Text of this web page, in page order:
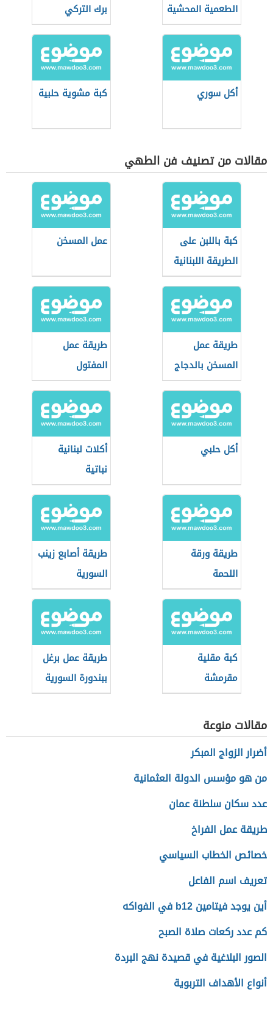
الطعمية المحشية
برك التركي
أكل سوري كبة مشوية حلبية
مقالات من تصنيف فن الطهي
كبة باللبن على
الطريقة اللبنانية
عمل المسخن
طريقة عمل
المسخن بالدجاج
طريقة عمل
المفتول
الفلسطيني
أكل حلبي
أكلات لبنانية
نباتية
طريقة ورقة
اللحمة
طريقة أصابع زينب
السورية
كبة مقلية
مقرمشة
طريقة عمل برغل
ببندورة السورية
مقالات منوعة
أضرار الزواج المبكر
من هو مؤسس الدولة العثمانية
عدد سكان سلطنة عمان
طريقة عمل الفراخ
خصائص الخطاب السياسي
تعريف اسم الفاعل
أين يوجد فيتامين b12 في الفواكه
كم عدد ركعات صلاة الصبح
الصور البلاغية في قصيدة نهج البردة
أنواع الأهداف التربوية